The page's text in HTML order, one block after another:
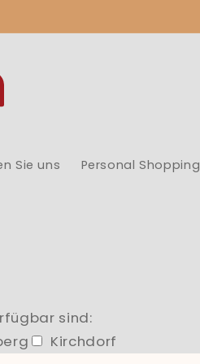
Sie uns Personal Shopping
sind:
Kirchdorf